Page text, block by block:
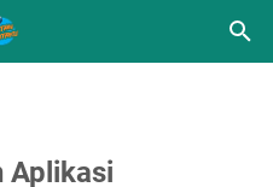
Aplikasi